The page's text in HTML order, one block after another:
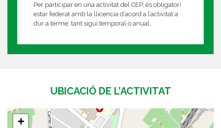
Per participar en una activitat del CEP, és obligatori
estar federat amb la llicencia d’acord a l’activitat a
dur a terme, tant sigui temporal o anual.
UBICACIÓ DE L’ACTIVITAT
+